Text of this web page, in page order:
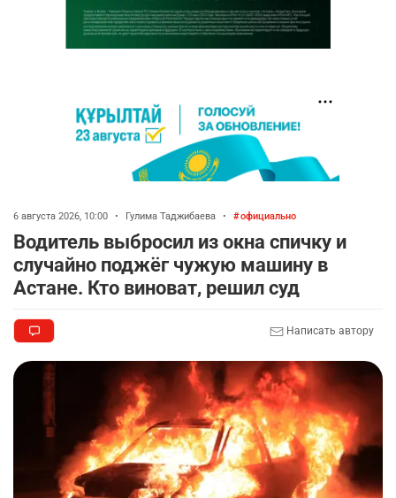
6 августа 2026, 10:00 • Гулима Таджибаева • официально
Водитель выбросил из окна спичку и
случайно поджёг чужую машину в
Астане. Кто виноват, решил суд
Написать автору